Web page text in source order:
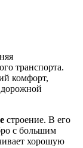
транспорта.
комфорт,
строение. В его
с большим
хорошую